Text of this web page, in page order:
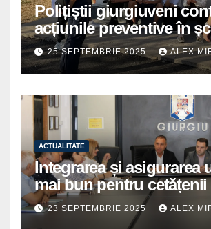
Polițiștii giurgiuveni
acțiunile preventive în
25 SEPTEMBRIE 2025 ALEX
ACTUALITATE
Integrarea și asigurarea
mai bun pentru
prioritate pentru
publice giurgiuvene
23 SEPTEMBRIE 2025 ALEX